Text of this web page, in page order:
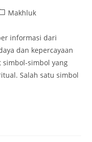
Makhluk
informasi dari
dan kepercayaan
simbol-simbol yang
Salah satu simbol